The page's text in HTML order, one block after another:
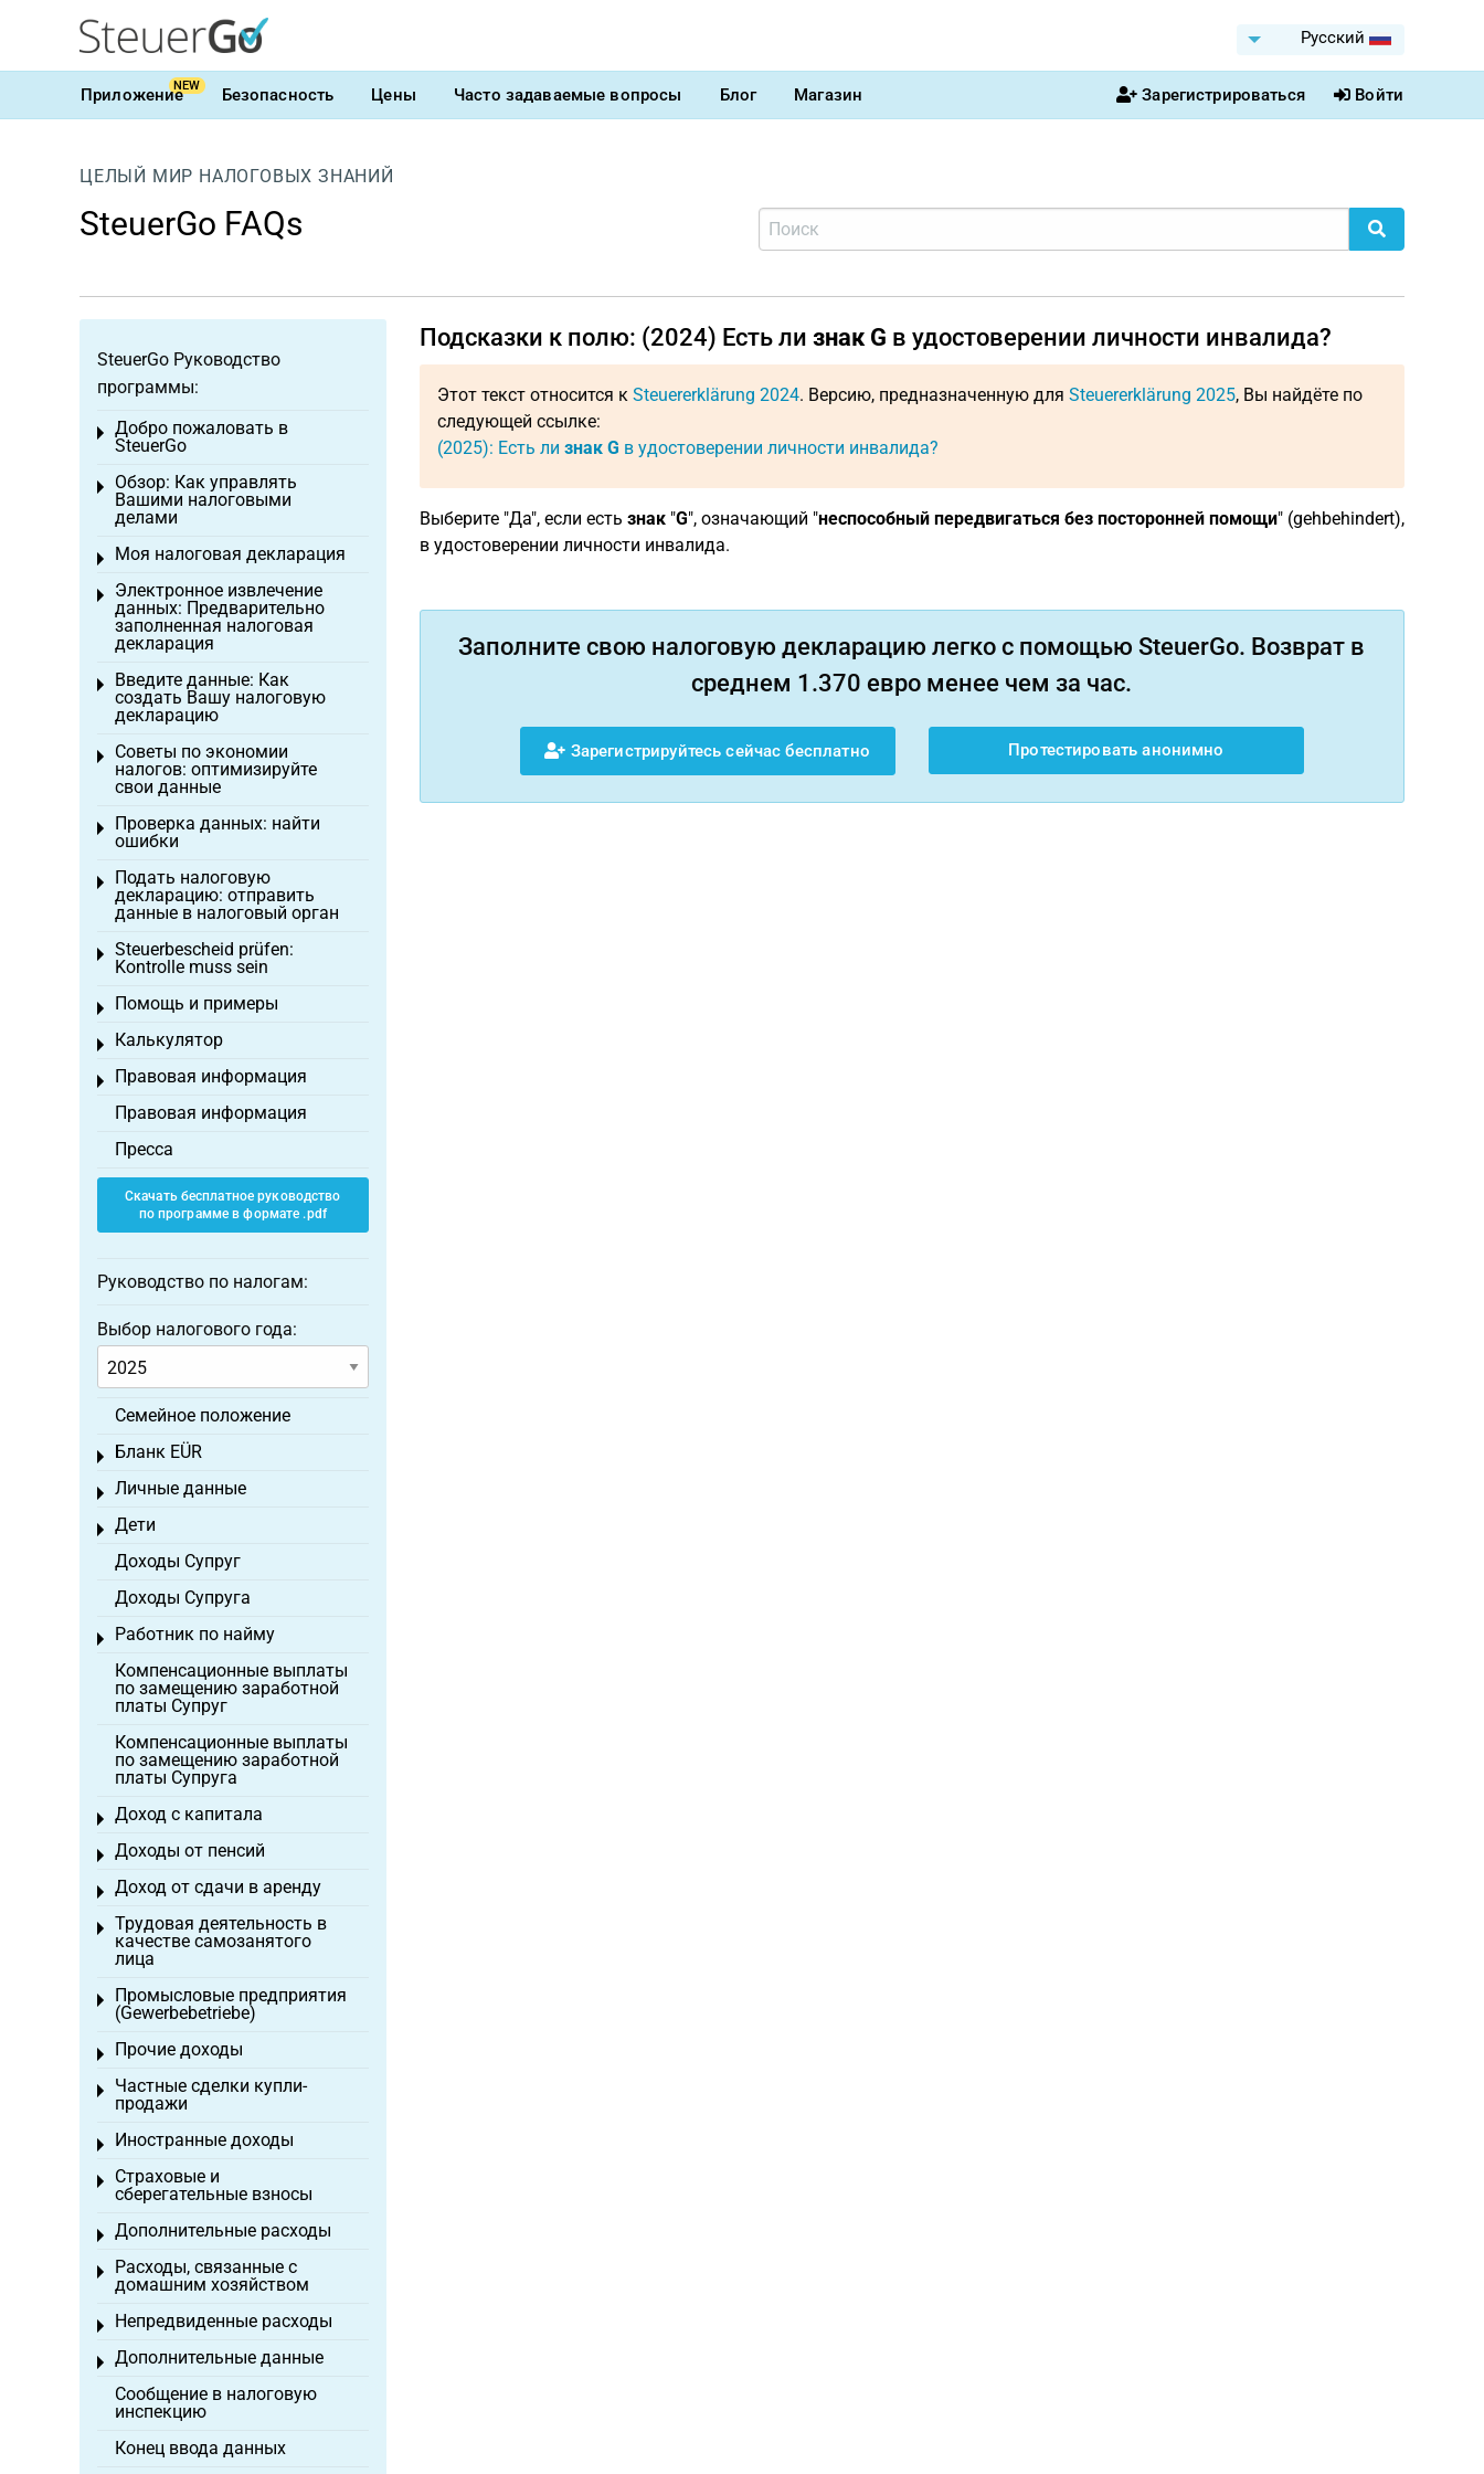
Pусский
ПриложениеNEW Безопасность Цены Часто задаваемые вопросы Блог Магазин Зарегистрироваться Войти
ЦЕЛЫЙ МИР НАЛОГОВЫХ ЗНАНИЙ
SteuerGo FAQs
Подсказки к полю: (2024) Есть ли знак G в удостоверении личности инвалида?
Этот текст относится к Steuererklärung 2024. Версию, предназначенную для Steuererklärung 2025, Вы найдёте по
следующей ссылке:
(2025): Есть ли знак G в удостоверении личности инвалида?
Выберите "Да", если есть знак"G", означающий "неспособный передвигаться без посторонней помощи" (gehbehindert),
в удостоверении личности инвалида.
Заполните свою налоговую декларацию легко с помощью SteuerGo. Возврат в
среднем 1.370 евро менее чем за час.
Зарегистрируйтесь сейчас бесплатно Протестировать анонимно
SteuerGo Руководство
программы:
Добро пожаловать в
SteuerGo
Toggle menu
Обзор: Как управлять
Вашими налоговыми
делами
Toggle menu
Моя налоговая декларация
Toggle menu
Электронное извлечение
данных: Предварительно
заполненная налоговая
декларация
Toggle menu
Введите данные: Как
создать Вашу налоговую
декларацию
Toggle menu
Советы по экономии
налогов: оптимизируйте
свои данные
Toggle menu
Проверка данных: найти
ошибки
Toggle menu
Подать налоговую
декларацию: отправить
данные в налоговый орган
Toggle menu
Steuerbescheid prüfen:
Kontrolle muss sein
Toggle menu
Помощь и примеры
Toggle menu
Калькулятор
Toggle menu
Правовая информация
Toggle menu
Правовая информация
Пресса
Скачать бесплатное руководство
по программе в формате .pdf
Руководство по налогам:
Выбор налогового года:
Семейное положение
Бланк EÜR
Toggle menu
Личные данные
Toggle menu
Дети
Toggle menu
Доходы Супруг
Доходы Супруга
Работник по найму
Toggle menu
Компенсационные выплаты
по замещению заработной
платы Супруг
Компенсационные выплаты
по замещению заработной
платы Супруга
Доход с капитала
Toggle menu
Доходы от пенсий
Toggle menu
Доход от сдачи в аренду
Toggle menu
Трудовая деятельность в
качестве самозанятого
лица
Toggle menu
Промысловые предприятия
(Gewerbebetriebe)
Toggle menu
Прочие доходы
Toggle menu
Частные сделки купли-
продажи
Toggle menu
Иностранные доходы
Toggle menu
Страховые и
сберегательные взносы
Toggle menu
Дополнительные расходы
Toggle menu
Расходы, связанные с
домашним хозяйством
Toggle menu
Непредвиденные расходы
Toggle menu
Дополнительные данные
Toggle menu
Сообщение в налоговую
инспекцию
Конец ввода данных